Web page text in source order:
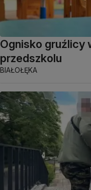
Ognisko gruźlicy
przedszkolu
BIAŁOŁĘKA